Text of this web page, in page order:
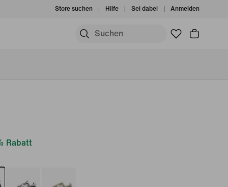
Store suchen Hilfe Sei dabei Anmelden
Rabatt